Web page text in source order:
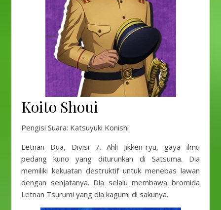
Koito Shoui
Pengisi Suara: Katsuyuki Konishi
Letnan Dua, Divisi 7. Ahli Jikken-ryu, gaya ilmu
pedang kuno yang diturunkan di Satsuma. Dia
memiliki kekuatan destruktif untuk menebas lawan
dengan senjatanya. Dia selalu membawa bromida
Letnan Tsurumi yang dia kagumi di sakunya.